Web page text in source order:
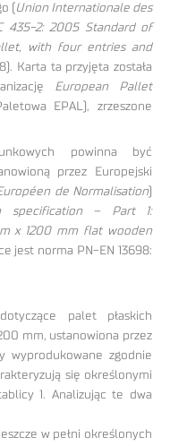
(
Union Internationale des
435-2: 2005 Standard of
with four entries and
Karta ta przyjęta została
European Pallet
EPAL), zrzeszone
powinna być
przez Europejski
de Normalisation)
specification – Part 1:
x 1200 mm flat wooden
jest norma PN-EN 13698:
palet płaskich
mm, ustanowiona przez
wyprodukowane zgodnie
się określonymi
1. Analizując te dwa
w pełni określonych